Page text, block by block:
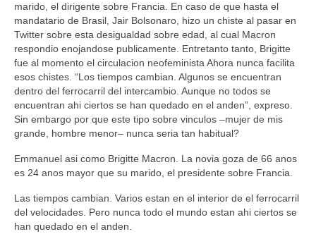
marido, el dirigente sobre Francia. En caso de que hasta el
mandatario de Brasil, Jair Bolsonaro, hizo un chiste al pasar en
Twitter sobre esta desigualdad sobre edad, al cual Macron
respondio enojandose publicamente. Entretanto tanto, Brigitte
fue al momento el circulacion neofeminista Ahora nunca facilita
esos chistes. “Los tiempos cambian. Algunos se encuentran
dentro del ferrocarril del intercambio. Aunque no todos se
encuentran ahi ciertos se han quedado en el anden”, expreso.
Sin embargo por que este tipo sobre vinculos –mujer de mis
grande, hombre menor– nunca seri­a tan habitual?
Emmanuel asi­ como Brigitte Macron. La novia goza de 66 anos
es 24 anos mayor que su marido, el presidente sobre Francia.
Las tiempos cambian. Varios estan en el interior de el ferrocarril
del velocidades. Pero nunca todo el mundo estan ahi ciertos se
han quedado en el anden.